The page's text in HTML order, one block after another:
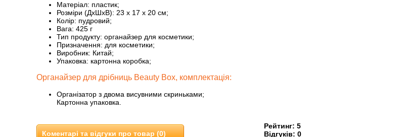
Матеріал: пластик;
Розміри (ДхШхВ): 23 х 17 х 20 см;
Колір: пудровий;
Вага: 425 г
Тип продукту: органайзер для косметики;
Призначення: для косметики;
Виробник: Китай;
Упаковка: картонна коробка;
Органайзер для дрібниць Beauty Box, комплектація:
Організатор з двома висувними скриньками;
Картонна упаковка.
Коментарі та відгуки про товар (0)
Рейтинг: 5
Відгуків: 0